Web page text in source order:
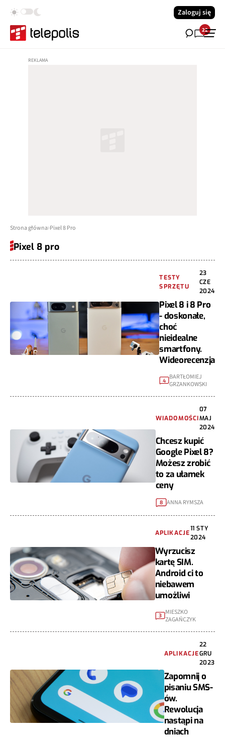
Zaloguj się
22
Strona główna Pixel 8 Pro
Pixel 8 pro
TESTY
SPRZĘTU
23
CZE
2024
Pixel 8 i 8 Pro
- doskonałe,
choć
nieidealne
smartfony.
Wideorecenzja
4
BARTŁOMIEJ
GRZANKOWSKI
WIADOMOŚCI
07
MAJ
2024
Chcesz kupić
Google Pixel 8?
Możesz zrobić
to za ułamek
ceny
8 ANNA RYMSZA
APLIKACJE
11 STY
2024
Wyrzucisz
kartę SIM.
Android ci to
niebawem
umożliwi
3 MIESZKO
ZAGAŃCZYK
APLIKACJE
22
GRU
2023
Zapomnij o
pisaniu SMS-
ów.
Rewolucja
nastąpi na
dniach